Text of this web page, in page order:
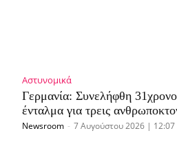
Αστυνομικά
Γερμανία: Συνελήφθη
ένταλμα για τρεις
Newsroom - 7 Αυγούστου 2026 | 12:07